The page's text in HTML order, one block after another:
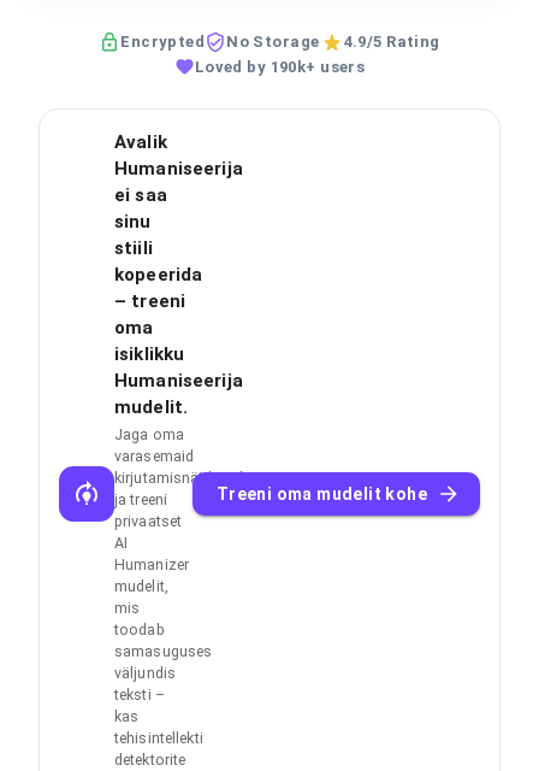
Encrypted No Storage
4.9/5 Rating
Loved by 190k+ users
Avalik
Humaniseerija
ei saa
sinu
stiili
kopeerida
– treeni
oma
isiklikku
Humaniseerija
mudelit.
Jaga oma
varasemaid
kirjutamisnäidiseid
ja treeni
privaatset
AI
Humanizer
mudelit,
mis
toodab
samasuguses
väljundis
teksti –
kas
tehisintellekti
detektorite
Treeni oma mudelit kohe